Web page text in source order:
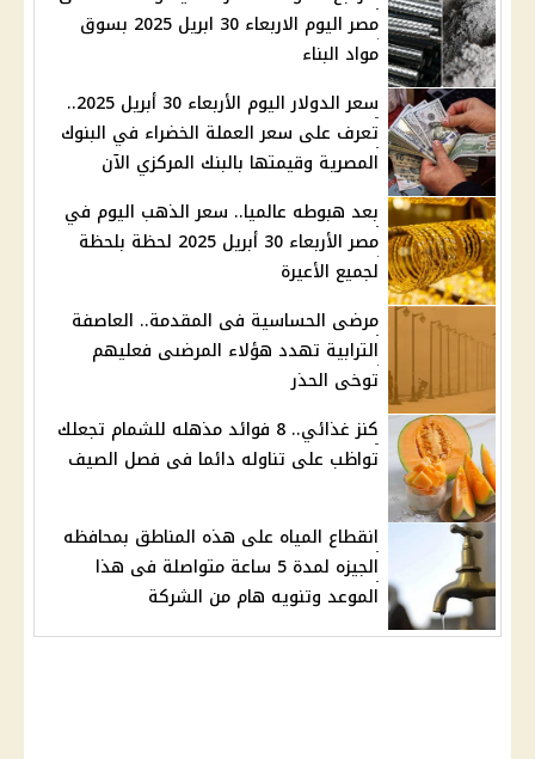
مصر اليوم الاربعاء 30 ابريل 2025 بسوق
مواد البناء
سعر الدولار اليوم الأربعاء 30 أبريل 2025..
تعرف على سعر العملة الخضراء في البنوك
المصرية وقيمتها بالبنك المركزي الآن
بعد هبوطه عالميا.. سعر الذهب اليوم في
مصر الأربعاء 30 أبريل 2025 لحظة بلحظة
لجميع الأعيرة
مرضى الحساسية فى المقدمة.. العاصفة
الترابية تهدد هؤلاء المرضىى فعليهم
توخى الحذر
كنز غذائي.. 8 فوائد مذهله للشمام تجعلك
تواظب على تناوله دائما فى فصل الصيف
انقطاع المياه على هذه المناطق بمحافظه
الجيزه لمدة 5 ساعة متواصلة فى هذا
الموعد وتنويه هام من الشركة